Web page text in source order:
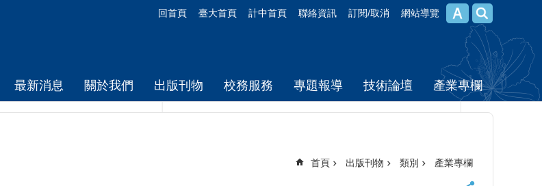
回首頁 臺大首頁 計中首頁 聯絡資訊 訂閱/取消 網站導覽
最新消息 關於我們 出版刊物 校務服務 專題報導 技術論壇 產業專欄
首頁 出版刊物 類別 產業專欄